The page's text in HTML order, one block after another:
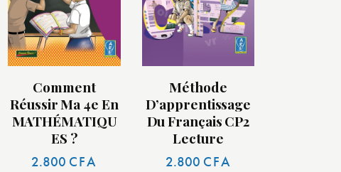
Comment
Réussir Ma 4e En
MATHÉMATIQU
ES ?
2.800 CFA
Méthode
D’apprentissage
Du Français CP2
Lecture
2.800 CFA